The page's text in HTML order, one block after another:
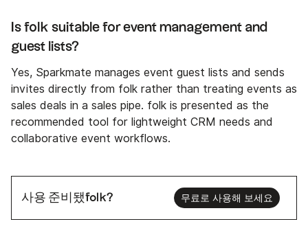
Is folk suitable for event management and
guest lists?
Yes, Sparkmate manages event guest lists and sends
invites directly from folk rather than treating events as
sales deals in a sales pipe. folk is presented as the
recommended tool for lightweight CRM needs and
collaborative event workflows.
사용 준비됐folk? 무료로 사용해 보세요